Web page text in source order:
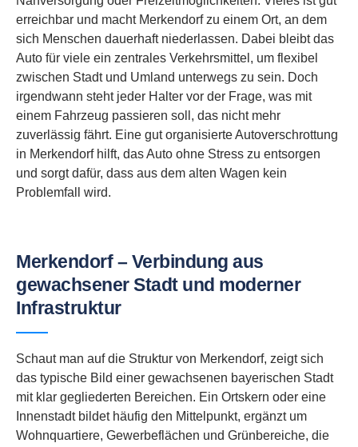
erreichbar und macht Merkendorf zu einem Ort, an dem
sich Menschen dauerhaft niederlassen. Dabei bleibt das
Auto für viele ein zentrales Verkehrsmittel, um flexibel
zwischen Stadt und Umland unterwegs zu sein. Doch
irgendwann steht jeder Halter vor der Frage, was mit
einem Fahrzeug passieren soll, das nicht mehr
zuverlässig fährt. Eine gut organisierte Autoverschrottung
in Merkendorf hilft, das Auto ohne Stress zu entsorgen
und sorgt dafür, dass aus dem alten Wagen kein
Problemfall wird.
Merkendorf – Verbindung aus
gewachsener Stadt und moderner
Infrastruktur
Schaut man auf die Struktur von Merkendorf, zeigt sich
das typische Bild einer gewachsenen bayerischen Stadt
mit klar gegliederten Bereichen. Ein Ortskern oder eine
Innenstadt bildet häufig den Mittelpunkt, ergänzt um
Wohnquartiere, Gewerbeflächen und Grünbereiche, die